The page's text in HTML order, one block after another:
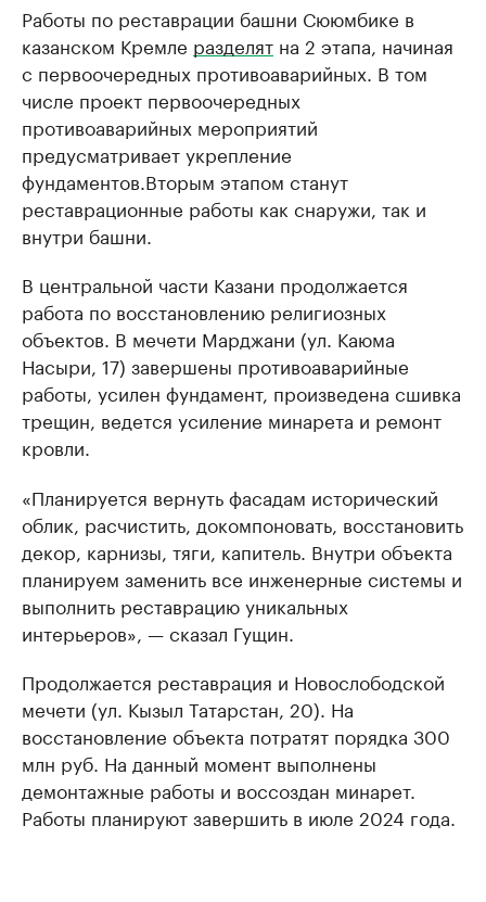
Работы по реставрации башни Сююмбике в
казанском Кремле разделят на 2 этапа, начиная
с первоочередных противоаварийных. В том
числе проект первоочередных
противоаварийных мероприятий
предусматривает укрепление
фундаментов.Вторым этапом станут
реставрационные работы как снаружи, так и
внутри башни.
В центральной части Казани продолжается
работа по восстановлению религиозных
объектов. В мечети Марджани (ул. Каюма
Насыри, 17) завершены противоаварийные
работы, усилен фундамент, произведена сшивка
трещин, ведется усиление минарета и ремонт
кровли.
«Планируется вернуть фасадам исторический
облик, расчистить, докомпоновать, восстановить
декор, карнизы, тяги, капитель. Внутри объекта
планируем заменить все инженерные системы и
выполнить реставрацию уникальных
интерьеров», — сказал Гущин.
Продолжается реставрация и Новослободской
мечети (ул. Кызыл Татарстан, 20). На
восстановление объекта потратят порядка 300
млн руб. На данный момент выполнены
демонтажные работы и воссоздан минарет.
Работы планируют завершить в июле 2024 года.